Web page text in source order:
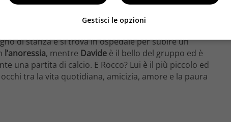
in ospedale stringono un patto: affrontare
è la voce narrante e fa conoscere agli
del gruppo, ha sedici anni e un brutto
di stanza e si trova in ospedale per subire un
l’anoressia, mentre Davide è il bello del gruppo ed è
una partita di calcio. E Rocco? Lui è il più piccolo ed
tra la vita quotidiana, amicizia, amore e la paura
Gestisci le opzioni